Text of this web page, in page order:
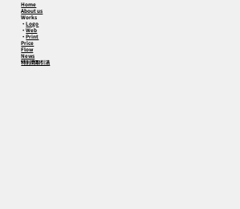
Home
About us
Works
・Logo
・Web
・Print
Price
Flow
News
特別商取引法